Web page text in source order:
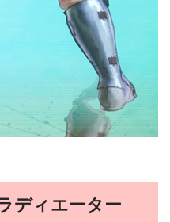
ディエーター